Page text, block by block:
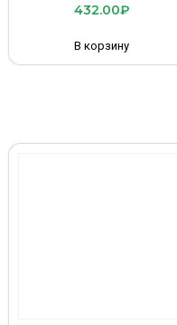
432.00₽
В корзину